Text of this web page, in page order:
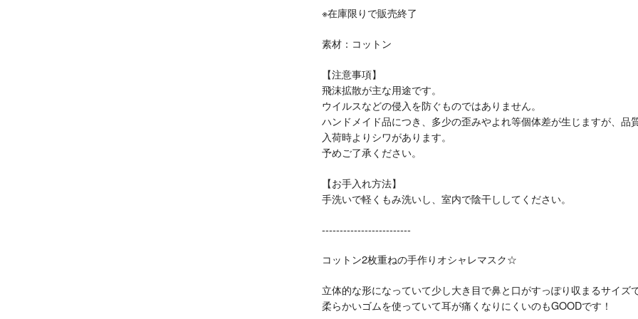
※在庫限りで販売終了
素材：コットン
【注意事項】
飛沫拡散が主な用途です。
ウイルスなどの侵入を防ぐものではありません。
ハンドメイド品につき、多少の歪みやよれ等個体差が生じますが、品
入荷時よりシワがあります。
予めご了承ください。
【お手入れ方法】
手洗いで軽くもみ洗いし、室内で陰干ししてください。
-------------------------
コットン2枚重ねの手作りオシャレマスク☆
立体的な形になっていて少し大き目で鼻と口がすっぽり収まるサイズで
柔らかいゴムを使っていて耳が痛くなりにくいのもGOODです！